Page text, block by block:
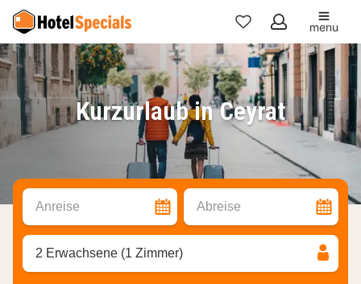
Meine
Favoriten
menu
Kurzurlaub in Ceyrat
Anreise Abreise
2 Erwachsene (1 Zimmer)